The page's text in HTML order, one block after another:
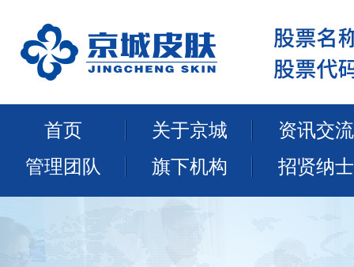
首页 关于京城
资讯交流
管理团队
旗下机构 招贤纳士